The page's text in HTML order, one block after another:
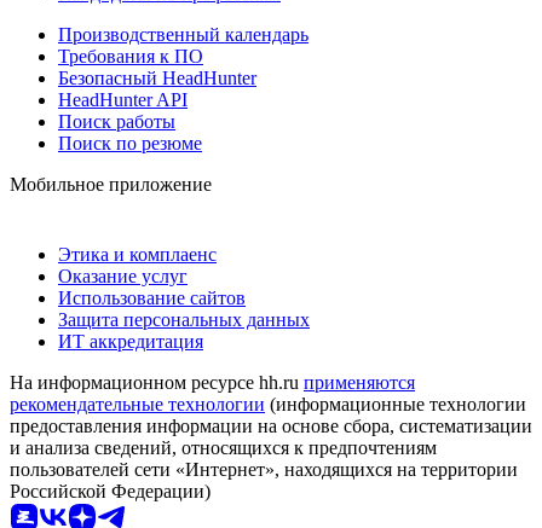
Производственный календарь
Требования к ПО
Безопасный HeadHunter
HeadHunter API
Поиск работы
Поиск по резюме
Мобильное приложение
Этика и комплаенс
Оказание услуг
Использование сайтов
Защита персональных данных
ИТ аккредитация
На информационном ресурсе hh.ru применяются
рекомендательные технологии (информационные технологии
предоставления информации на основе сбора, систематизации
и анализа сведений, относящихся к предпочтениям
пользователей сети «Интернет», находящихся на территории
Российской Федерации)